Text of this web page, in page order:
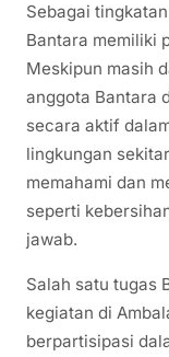
Sebagai
Bantara memiliki
Meskipun masih
anggota Bantara
secara aktif
lingkungan
memahami dan
seperti
jawab.
Salah satu tugas
kegiatan di
berpartisipasi